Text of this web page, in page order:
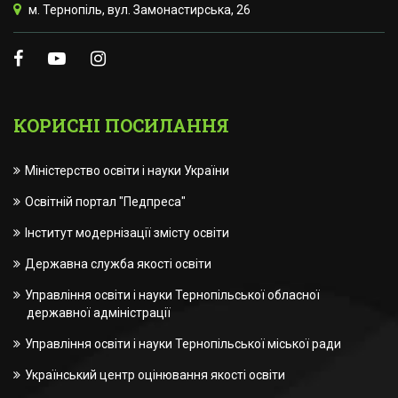
м. Тернопіль, вул. Замонастирська, 26
КОРИСНІ ПОСИЛАННЯ
Міністерство освіти і науки України
Освітній портал "Педпреса"
Інститут модернізації змісту освіти
Державна служба якості освіти
Управління освіти і науки Тернопільської обласної
державної адміністрації
Управління освіти і науки Тернопільської міської ради
Український центр оцінювання якості освіти